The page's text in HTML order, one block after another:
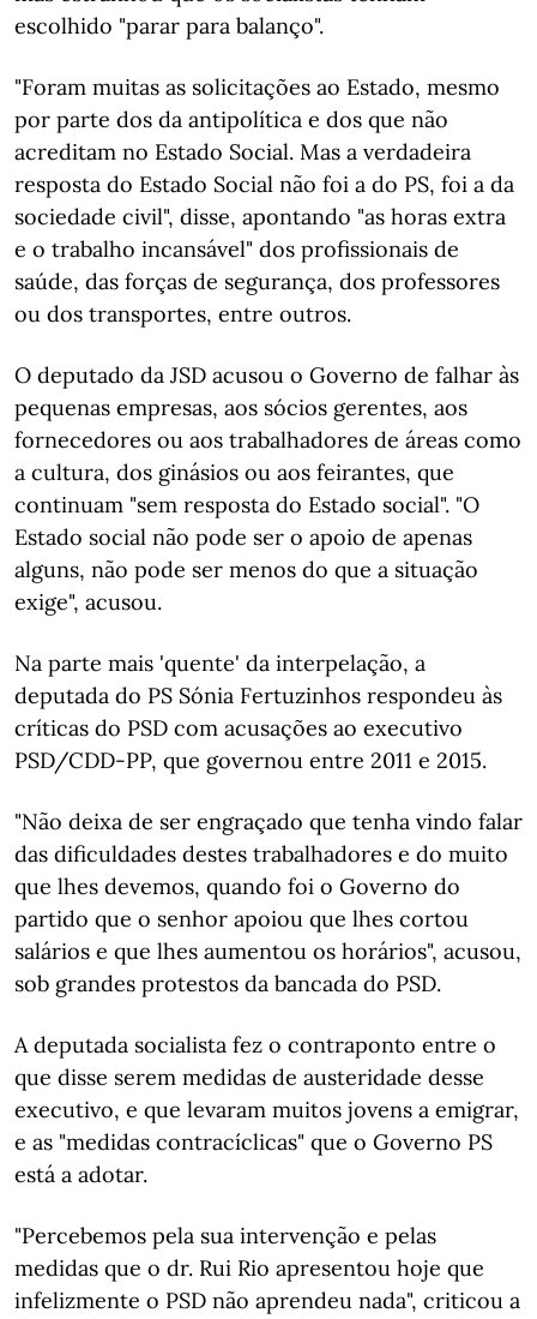
escolhido "parar para balanço".
"Foram muitas as solicitações ao Estado, mesmo
por parte dos da antipolítica e dos que não
acreditam no Estado Social. Mas a verdadeira
resposta do Estado Social não foi a do PS, foi a da
sociedade civil", disse, apontando "as horas extra
e o trabalho incansável" dos profissionais de
saúde, das forças de segurança, dos professores
ou dos transportes, entre outros.
O deputado da JSD acusou o Governo de falhar às
pequenas empresas, aos sócios gerentes, aos
fornecedores ou aos trabalhadores de áreas como
a cultura, dos ginásios ou aos feirantes, que
continuam "sem resposta do Estado social". "O
Estado social não pode ser o apoio de apenas
alguns, não pode ser menos do que a situação
exige", acusou.
Na parte mais 'quente' da interpelação, a
deputada do PS Sónia Fertuzinhos respondeu às
críticas do PSD com acusações ao executivo
PSD/CDD-PP, que governou entre 2011 e 2015.
"Não deixa de ser engraçado que tenha vindo falar
das dificuldades destes trabalhadores e do muito
que lhes devemos, quando foi o Governo do
partido que o senhor apoiou que lhes cortou
salários e que lhes aumentou os horários", acusou,
sob grandes protestos da bancada do PSD.
A deputada socialista fez o contraponto entre o
que disse serem medidas de austeridade desse
executivo, e que levaram muitos jovens a emigrar,
e as "medidas contracíclicas" que o Governo PS
está a adotar.
"Percebemos pela sua intervenção e pelas
medidas que o dr. Rui Rio apresentou hoje que
infelizmente o PSD não aprendeu nada", criticou a